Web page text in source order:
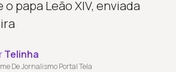
papa Leão XIV, enviada
Telinha
De Jornalismo Portal Tela